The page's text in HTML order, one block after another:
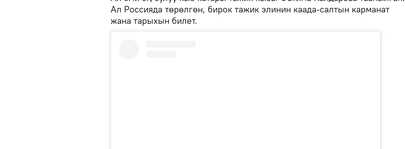
Ал Россияда төрөлгөн, бирок тажик элинин каада-салтын карманат
жана тарыхын билет.